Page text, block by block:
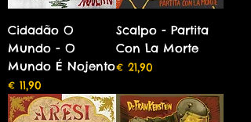
Cidadão O
Mundo - O
Mundo É Nojento
Preço
€ 11,90
Scalpo - Partita
Con La Morte
Preço
€ 21,90